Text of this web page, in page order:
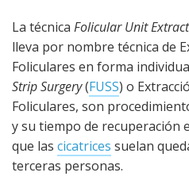
La técnica Folicular Unit
lleva por nombre técnica de
Foliculares en forma
Strip Surgery(FUSS) o
Foliculares, son
y su tiempo de recuperación
que las cicatrices suelan
terceras personas.